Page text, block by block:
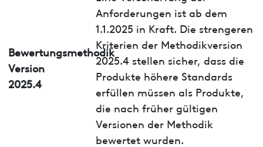
Bewertungsmethodik
Version
2025.4
Anforderungen ist ab dem
1.1.2025 in Kraft. Die strengeren
Kriterien der Methodikversion
2025.4 stellen sicher, dass die
Produkte höhere Standards
erfüllen müssen als Produkte,
die nach früher gültigen
Versionen der Methodik
bewertet wurden.